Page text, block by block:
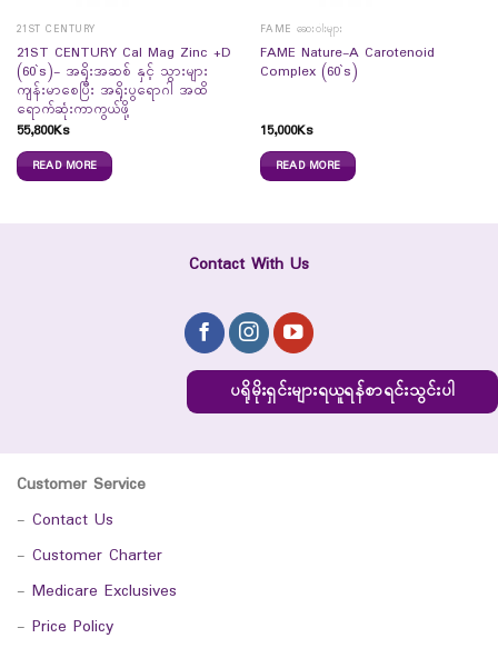
21ST CENTURY
21ST CENTURY Cal Mag Zinc +D
(60`s)- အရိုးအဆစ် နှင့် သွားများ
ကျန်းမာစေပြီး အရိုးပွရောဂါ အထိ
ရောက်ဆုံးကာကွယ်ဖို့
55,800Ks
READ MORE
FAME ဆေးဝါးများ
FAME Nature-A Carotenoid
Complex (60`s)
15,000Ks
READ MORE
Contact With Us
ပရိုမိုးရှင်းများရယူရန်စာရင်းသွင်းပါ
Customer Service
- Contact Us
- Customer Charter
- Medicare Exclusives
- Price Policy